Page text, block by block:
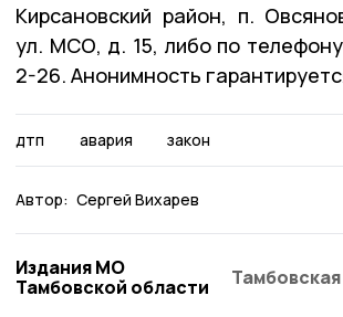
Кирсановский район, п.
ул. МСО, д. 15, либо по
2-26. Анонимность
дтп авария закон
Автор: Сергей Вихарев
Издания МО
Тамбовской области